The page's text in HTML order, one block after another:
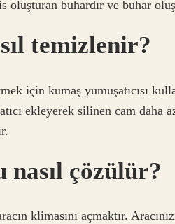
oluşturan buhardır ve buhar
temizlenir?
için kumaş yumuşatıcısı
ekleyerek silinen cam daha
nasıl çözülür?
klimasını açmaktır.